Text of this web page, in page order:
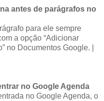
antes de parágrafos no
para ele sempre
a opção “Adicionar
no Documentos Google. |
no Google Agenda
no Google Agenda, o